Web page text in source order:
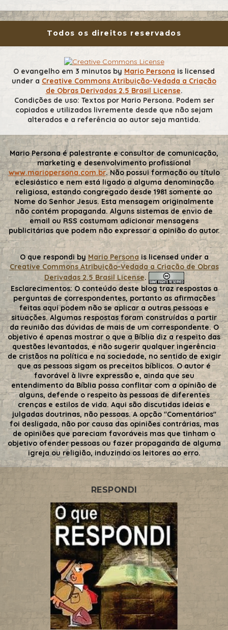
Todos os direitos reservados
O evangelho em 3 minutos by Mario Persona is licensed
under a Creative Commons Atribuição-Vedada a Criação
de Obras Derivadas 2.5 Brasil License.
Condições de uso: Textos por Mario Persona. Podem ser
copiados e utilizados livremente desde que não sejam
alterados e a referência ao autor seja mantida.
Mario Persona é palestrante e consultor de comunicação,
marketing e desenvolvimento profissional
www.mariopersona.com.br. Não possui formação ou título
eclesiástico e nem está ligado a alguma denominação
religiosa, estando congregado desde 1981 somente ao
Nome do Senhor Jesus. Esta mensagem originalmente
não contém propaganda. Alguns sistemas de envio de
email ou RSS costumam adicionar mensagens
publicitárias que podem não expressar a opinião do autor.
O que respondi by Mario Personais licensed under a
Creative Commons Atribuição-Vedada a Criação de Obras
Derivadas 2.5 Brasil License.
Esclarecimentos:O conteúdo deste blog traz respostas a
perguntas de correspondentes, portanto as afirmações
feitas aqui podem não se aplicar a outras pessoas e
situações. Algumas respostas foram construídas a partir
da reunião das dúvidas de mais de um correspondente. O
objetivo é apenas mostrar o que a Bíblia diz a respeito das
questões levantadas, e não sugerir qualquer ingerência
de cristãos na política e na sociedade, no sentido de exigir
que as pessoas sigam os preceitos bíblicos. O autor é
favorável à livre expressão e, ainda que seu
entendimento da Bíblia possa conflitar com a opinião de
alguns, defende o respeito às pessoas de diferentes
crenças e estilos de vida. Aqui são discutidas ideias e
julgadas doutrinas, não pessoas. A opção "Comentários"
foi desligada, não por causa das opiniões contrárias, mas
de opiniões que pareciam favoráveis mas que tinham o
objetivo ofender pessoas ou fazer propaganda de alguma
igreja ou religião, induzindo os leitores ao erro.
RESPONDI